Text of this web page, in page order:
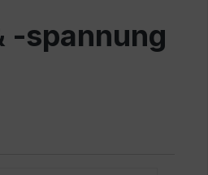
-spannung